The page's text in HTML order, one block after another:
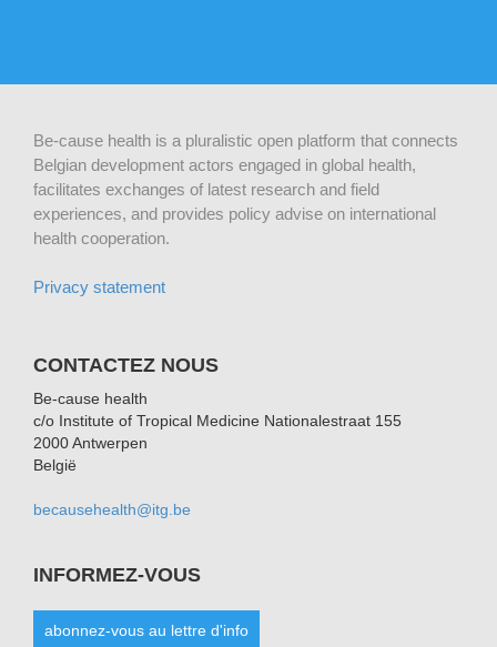
Be-cause health is a pluralistic open platform that connects
Belgian development actors engaged in global health,
facilitates exchanges of latest research and field
experiences, and provides policy advise on international
health cooperation.
Privacy statement
CONTACTEZ NOUS
Be-cause health
c/o Institute of Tropical Medicine Nationalestraat 155
2000 Antwerpen
België
becausehealth@itg.be
INFORMEZ-VOUS
abonnez-vous au lettre d'info